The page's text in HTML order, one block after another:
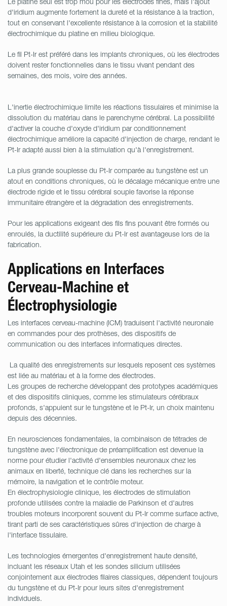
d'iridium augmente fortement la dureté et la résistance à la traction,
tout en conservant l'excellente résistance à la corrosion et la stabilité
électrochimique du platine en milieu biologique.
Le fil Pt-Ir est préféré dans les implants chroniques, où les électrodes
doivent rester fonctionnelles dans le tissu vivant pendant des
semaines, des mois, voire des années.
L'inertie électrochimique limite les réactions tissulaires et minimise la
dissolution du matériau dans le parenchyme cérébral. La possibilité
d'activer la couche d'oxyde d'iridium par conditionnement
électrochimique améliore la capacité d'injection de charge, rendant le
Pt-Ir adapté aussi bien à la stimulation qu'à l'enregistrement.
La plus grande souplesse du Pt-Ir comparée au tungstène est un
atout en conditions chroniques, où le décalage mécanique entre une
électrode rigide et le tissu cérébral souple favorise la réponse
immunitaire étrangère et la dégradation des enregistrements.
Pour les applications exigeant des fils fins pouvant être formés ou
enroulés, la ductilité supérieure du Pt-Ir est avantageuse lors de la
fabrication.
Applications en Interfaces
Cerveau-Machine et
Électrophysiologie
Les interfaces cerveau-machine (ICM) traduisent l'activité neuronale
en commandes pour des prothèses, des dispositifs de
communication ou des interfaces informatiques directes.
La qualité des enregistrements sur lesquels reposent ces systèmes
est liée au matériau et à la forme des électrodes.
Les groupes de recherche développant des prototypes académiques
et des dispositifs cliniques, comme les stimulateurs cérébraux
profonds, s'appuient sur le tungstène et le Pt-Ir, un choix maintenu
depuis des décennies.
En neurosciences fondamentales, la combinaison de tétrades de
tungstène avec l'électronique de préamplification est devenue la
norme pour étudier l'activité d'ensembles neuronaux chez les
animaux en liberté, technique clé dans les recherches sur la
mémoire, la navigation et le contrôle moteur.
En électrophysiologie clinique, les électrodes de stimulation
profonde utilisées contre la maladie de Parkinson et d'autres
troubles moteurs incorporent souvent du Pt-Ir comme surface active,
tirant parti de ses caractéristiques sûres d'injection de charge à
l'interface tissulaire.
Les technologies émergentes d'enregistrement haute densité,
incluant les réseaux Utah et les sondes silicium utilisées
conjointement aux électrodes filaires classiques, dépendent toujours
du tungstène et du Pt-Ir pour leurs sites d'enregistrement
individuels.